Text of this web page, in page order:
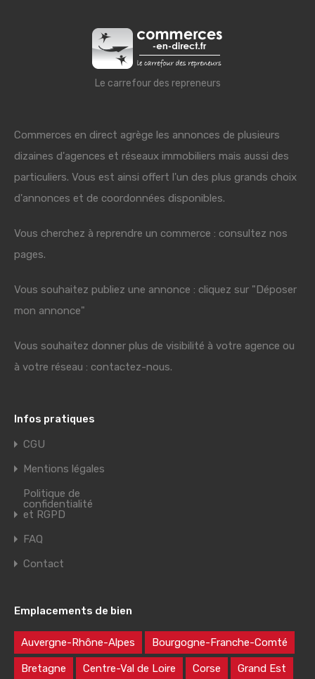
Le carrefour des repreneurs
Commerces en direct agrège les annonces de plusieurs
dizaines d'agences et réseaux immobiliers mais aussi des
particuliers. Vous est ainsi offert l'un des plus grands choix
d'annonces et de coordonnées disponibles.
Vous cherchez à reprendre un commerce : consultez nos
pages.
Vous souhaitez publiez une annonce : cliquez sur "Déposer
mon annonce"
Vous souhaitez donner plus de visibilité à votre agence ou
à votre réseau : contactez-nous.
Infos pratiques
CGU
Mentions légales
Politique de
confidentialité
et RGPD
FAQ
Contact
Emplacements de bien
Auvergne-Rhône-Alpes Bourgogne-Franche-Comté
Bretagne Centre-Val de Loire Corse Grand Est